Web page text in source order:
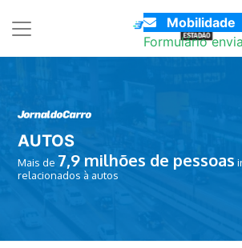
AUTOS
Mais de 7,9 milhões de pessoas
relacionados à autos
Mobilidade
Formulário